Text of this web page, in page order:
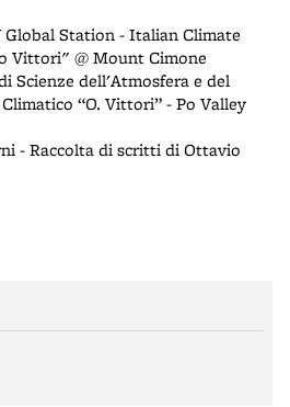
Station - Italian Climate
Vittori" @ Mount Cimone
Scienze dell'Atmosfera e del
“O. Vittori” - Po Valley
- Raccolta di scritti di Ottavio